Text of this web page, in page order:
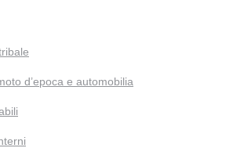
d’epoca e automobilia